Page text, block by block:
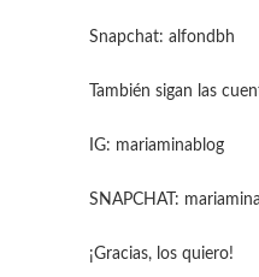
Snapchat: alfondbh
También sigan las
IG: mariaminablog
SNAPCHAT: mariamina
¡Gracias, los quiero!